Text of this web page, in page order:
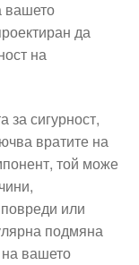
вашето
да
на
за сигурност,
вратите на
той може
или
подмяна
на вашето